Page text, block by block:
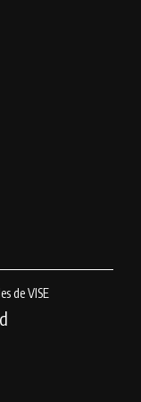
de VISE